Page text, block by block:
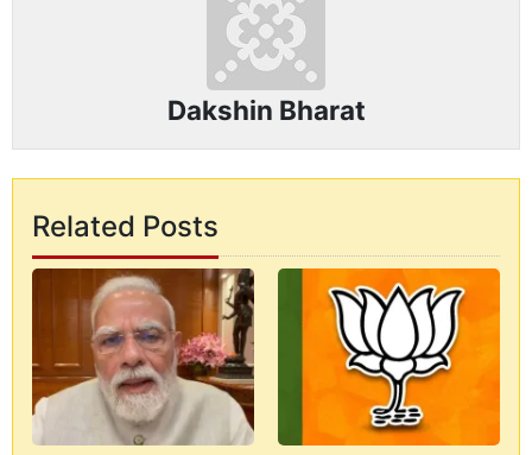
Dakshin Bharat
Related Posts